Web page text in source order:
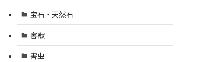
宝石・天然石
害獣
害虫